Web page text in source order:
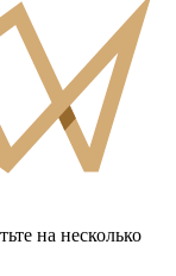
на несколько